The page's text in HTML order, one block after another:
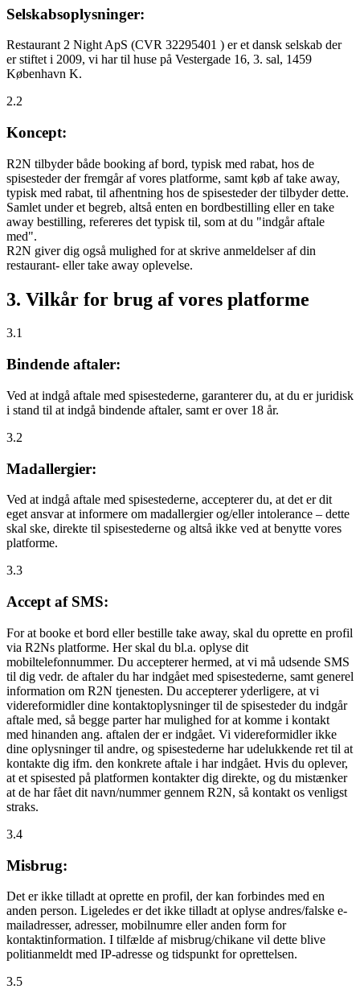
Selskabsoplysninger:
Restaurant 2 Night ApS (CVR 32295401 ) er et dansk selskab der
er stiftet i 2009, vi har til huse på Vestergade 16, 3. sal, 1459
København K.
2.2
Koncept:
R2N tilbyder både booking af bord, typisk med rabat, hos de
spisesteder der fremgår af vores platforme, samt køb af take away,
typisk med rabat, til afhentning hos de spisesteder der tilbyder dette.
Samlet under et begreb, altså enten en bordbestilling eller en take
away bestilling, refereres det typisk til, som at du "indgår aftale
med".
R2N giver dig også mulighed for at skrive anmeldelser af din
restaurant- eller take away oplevelse.
3. Vilkår for brug af vores platforme
3.1
Bindende aftaler:
Ved at indgå aftale med spisestederne, garanterer du, at du er juridisk
i stand til at indgå bindende aftaler, samt er over 18 år.
3.2
Madallergier:
Ved at indgå aftale med spisestederne, accepterer du, at det er dit
eget ansvar at informere om madallergier og/eller intolerance – dette
skal ske, direkte til spisestederne og altså ikke ved at benytte vores
platforme.
3.3
Accept af SMS:
For at booke et bord eller bestille take away, skal du oprette en profil
via R2Ns platforme. Her skal du bl.a. oplyse dit
mobiltelefonnummer. Du accepterer hermed, at vi må udsende SMS
til dig vedr. de aftaler du har indgået med spisestederne, samt generel
information om R2N tjenesten. Du accepterer yderligere, at vi
videreformidler dine kontaktoplysninger til de spisesteder du indgår
aftale med, så begge parter har mulighed for at komme i kontakt
med hinanden ang. aftalen der er indgået. Vi videreformidler ikke
dine oplysninger til andre, og spisestederne har udelukkende ret til at
kontakte dig ifm. den konkrete aftale i har indgået. Hvis du oplever,
at et spisested på platformen kontakter dig direkte, og du mistænker
at de har fået dit navn/nummer gennem R2N, så kontakt os venligst
straks.
3.4
Misbrug:
Det er ikke tilladt at oprette en profil, der kan forbindes med en
anden person. Ligeledes er det ikke tilladt at oplyse andres/falske e-
mailadresser, adresser, mobilnumre eller anden form for
kontaktinformation. I tilfælde af misbrug/chikane vil dette blive
politianmeldt med IP-adresse og tidspunkt for oprettelsen.
3.5